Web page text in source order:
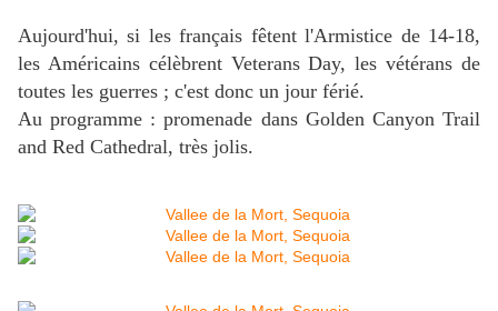
Aujourd'hui, si les français fêtent l'Armistice de 14-18,
les Américains célèbrent Veterans Day, les vétérans de
toutes les guerres ; c'est donc un jour férié.
Au programme : promenade dans Golden Canyon Trail
and Red Cathedral, très jolis.